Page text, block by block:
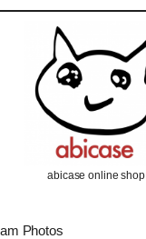
abicase online shop
Photos